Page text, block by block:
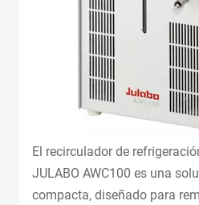
El recirculador de
JULABO AWC100 es una
compacta, diseñado para